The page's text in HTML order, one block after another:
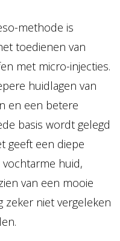
methode is
toedienen van
met micro-injecties.
huidlagen van
en een betere
basis wordt gelegd
geeft een diepe
huid,
van een mooie
zeker niet vergeleken